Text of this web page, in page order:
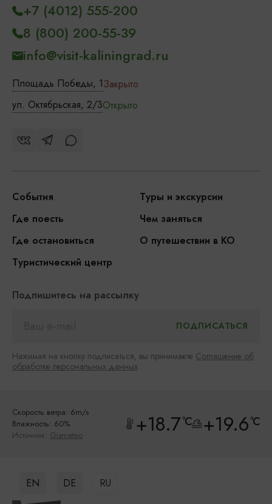
Площадь Победы, 1Закрыто
ул. Октябрьская, 2/3Открыто
+7 (4012) 555-200
8 (800) 200-55-39
info@visit-kaliningrad.ru
События
Туры и экскурсии
Где поесть
Чем заняться
Где остановиться
О путешествии в КО
Туристический центр
Подпишитесь на рассылку
Нажимая на кнопку подписаться, вы принимаете Соглашение об
обработке персональных данных
Скорость ветра: 6m/s
Влажность: 60%
Источник: Gismeteo +18.7°C +19.6°C
EN DE RU